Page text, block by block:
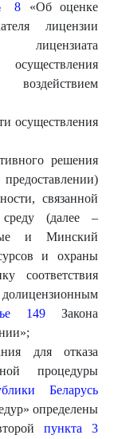
8 «Об оценке
лицензии
лицензиата
осуществления
решения
связанной
(далее –
и Минский
и охраны
соответствия
149Закона
для отказа
процедуры
Беларусь
определены
пункта 3